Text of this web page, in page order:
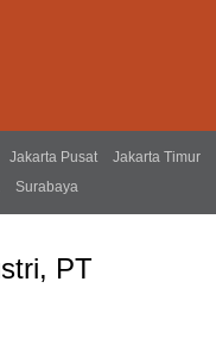
Jakarta Pusat
Jakarta Timur
Surabaya
PT